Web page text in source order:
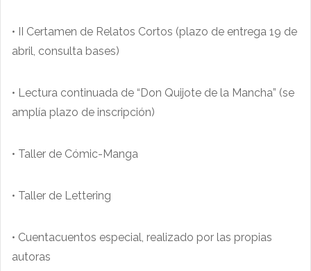
• II Certamen de Relatos Cortos (plazo de entrega 19 de
abril, consulta bases)
• Lectura continuada de “Don Quijote de la Mancha” (se
amplía plazo de inscripción)
• Taller de Cómic-Manga
• Taller de Lettering
• Cuentacuentos especial, realizado por las propias
autoras